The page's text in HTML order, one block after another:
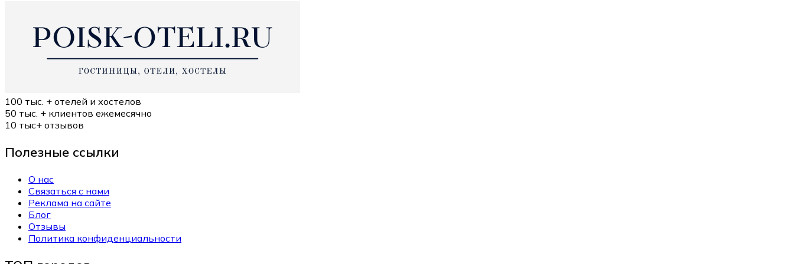
100 тыс. + отелей и хостелов
50 тыс. + клиентов ежемесячно
10 тыс+ отзывов
Полезные ссылки
О нас
Связаться с нами
Реклама на сайте
Блог
Отзывы
Политика конфиденциальности